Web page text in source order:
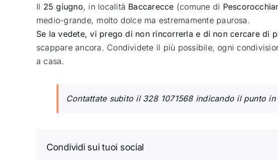
Il 25 giugno, in località Baccarecce (comune di
medio-grande, molto dolce ma estremamente paurosa.
Se la vedete, vi prego di non rincorrerla e di non cercare di
scappare ancora. Condividete il più possibile, ogni
a casa.
Contattate subito il 328 1071568indicando il punto in
Condividi sui tuoi social